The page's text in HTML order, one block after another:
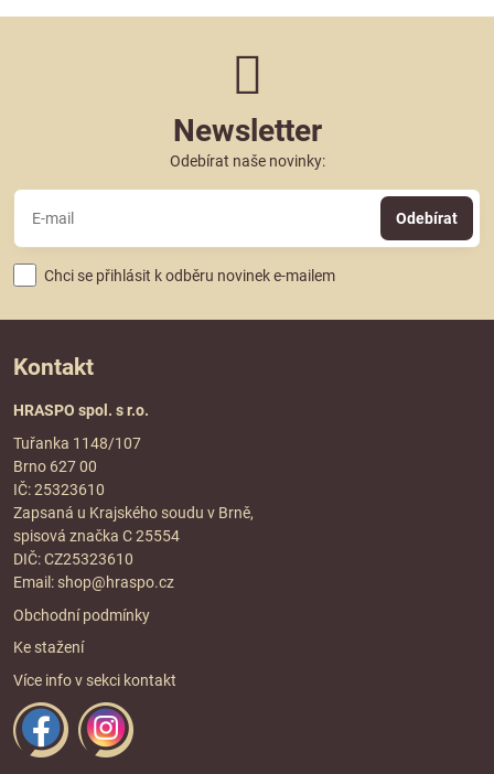
Newsletter
Odebírat naše novinky:
Odebírat
Chci se přihlásit k odběru novinek e-mailem
Kontakt
HRASPO spol. s r.o.
Tuřanka 1148/107
Brno 627 00
IČ: 25323610
Zapsaná u Krajského soudu v Brně,
spisová značka C 25554
DIČ: CZ25323610
Email: shop@hraspo.cz
Obchodní podmínky
Ke stažení
Více info v sekci kontakt